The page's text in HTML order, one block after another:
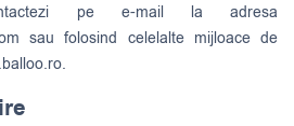
pe e-mail la adresa
sau folosind celelalte mijloace de